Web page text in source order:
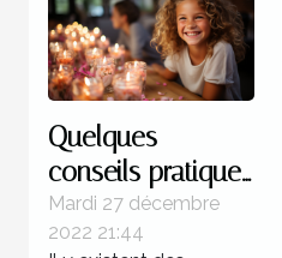
Quelques
conseils pratiques
pour réussir
l'organisation d'un
Mardi 27 décembre
2022 21:44